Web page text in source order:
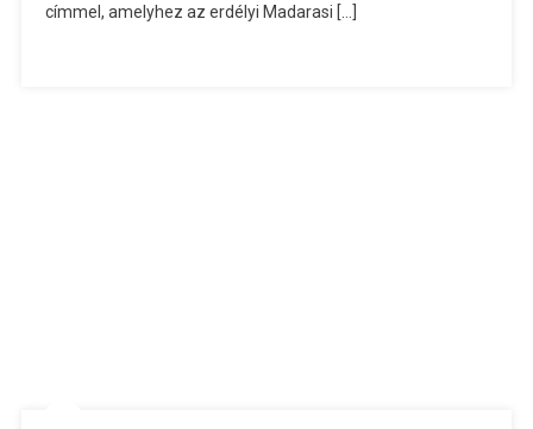
címmel, amelyhez az erdélyi Madarasi […]